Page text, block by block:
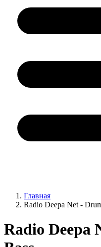
Главная
Radio Deepa Net -
Radio Deepa